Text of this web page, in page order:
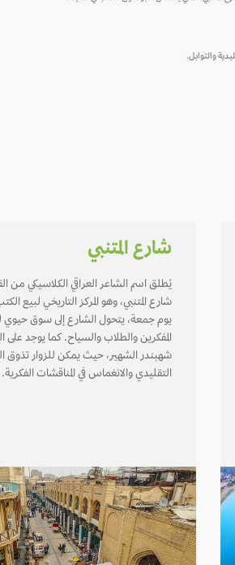
والتوابل.
شارع المتنبي
يُطلق اسم الشاعر العراقي الكلاسيكي من
شارع المتنبي، وهو المركز التاريخي لبيع
يوم جمعة، يتحول الشارع إلى سوق
المفكرين والطلاب والسياح. كما يوجد
شهبندر الشهير، حيث يمكن للزوار تذوق
التقليدي والانغماس في المناقشات الفكرية.